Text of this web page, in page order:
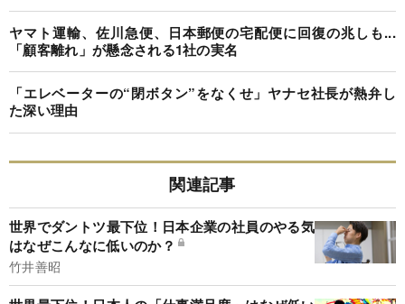
ヤマト運輸、佐川急便、日本郵便の宅配便に回復の兆しも...
「顧客離れ」が懸念される1社の実名
「エレベーターの“閉ボタン”をなくせ」ヤナセ社長が熱弁し
た深い理由
関連記事
世界でダントツ最下位！日本企業の社員のやる気
はなぜこんなに低いのか？
竹井善昭